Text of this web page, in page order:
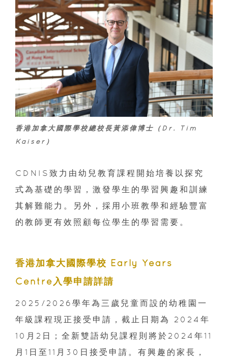
香港加拿大國際學校總校長黃添偉博士（Dr. Tim
Kaiser）
CDNIS致力由幼兒教育課程開始培養以探究
式為基礎的學習，激發學生的學習興趣和訓練
其解難能力。另外，採用小班教學和經驗豐富
的教師更有效照顧每位學生的學習需要。
香港加拿大國際學校 Early Years
Centre入學申請詳請
2025/2026學年為三歲兒童而設的幼稚園一
年級課程現正接受申請，截止日期為 2024年
10月2日；全新雙語幼兒課程則將於2024年11
月1日至11月30日接受申請。有興趣的家長，